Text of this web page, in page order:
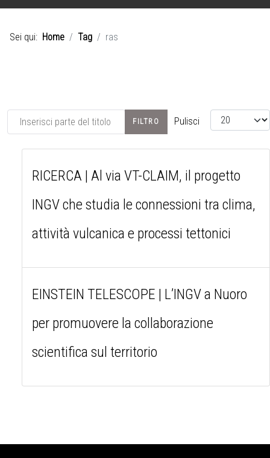
Sei qui: Home Tag ras
Inserisci parte del titolo FILTRO Pulisci Visualizza #
RICERCA | Al via VT-CLAIM, il progetto
INGV che studia le connessioni tra clima,
attività vulcanica e processi tettonici
EINSTEIN TELESCOPE | L’INGV a Nuoro
per promuovere la collaborazione
scientifica sul territorio